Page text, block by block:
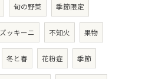
旬の野菜 季節限定
ズッキーニ 不知火 果物
冬と春 花粉症 季節